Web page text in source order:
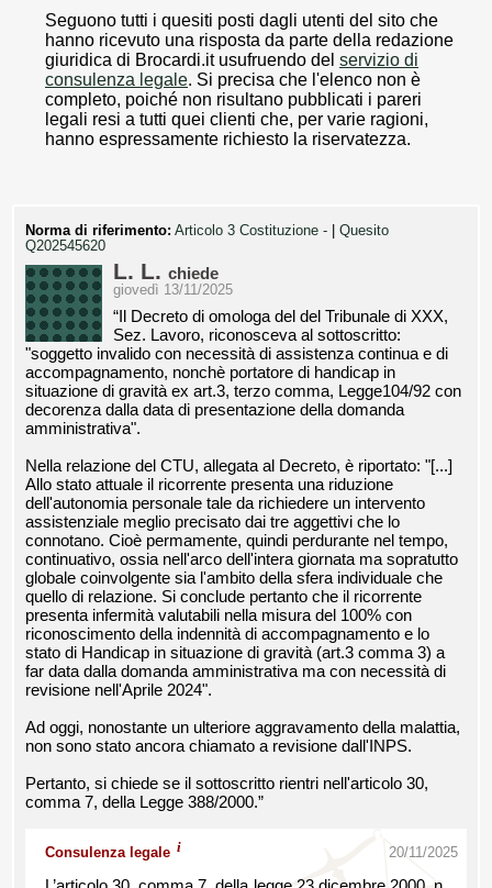
Seguono tutti i quesiti posti dagli utenti del sito che
hanno ricevuto una risposta da parte della redazione
giuridica di Brocardi.it usufruendo del servizio di
consulenza legale. Si precisa che l'elenco non è
completo, poiché non risultano pubblicati i pareri
legali resi a tutti quei clienti che, per varie ragioni,
hanno espressamente richiesto la riservatezza.
Norma di riferimento: Articolo 3 Costituzione -
Quesito
Q202545620
L. L. chiede
giovedì 13/11/2025
“Il Decreto di omologa del del Tribunale di XXX,
Sez. Lavoro, riconosceva al sottoscritto:
"soggetto invalido con necessità di assistenza continua e di
accompagnamento, nonchè portatore di handicap in
situazione di gravità ex art.3, terzo comma, Legge104/92 con
decorenza dalla data di presentazione della domanda
amministrativa".
Nella relazione del CTU, allegata al Decreto, è riportato: "[...]
Allo stato attuale il ricorrente presenta una riduzione
dell'autonomia personale tale da richiedere un intervento
assistenziale meglio precisato dai tre aggettivi che lo
connotano. Cioè permamente, quindi perdurante nel tempo,
continuativo, ossia nell'arco dell'intera giornata ma sopratutto
globale coinvolgente sia l'ambito della sfera individuale che
quello di relazione. Si conclude pertanto che il ricorrente
presenta infermità valutabili nella misura del 100% con
riconoscimento della indennità di accompagnamento e lo
stato di Handicap in situazione di gravità (art.3 comma 3) a
far data dalla domanda amministrativa ma con necessità di
revisione nell'Aprile 2024".
Ad oggi, nonostante un ulteriore aggravamento della malattia,
non sono stato ancora chiamato a revisione dall'INPS.
Pertanto, si chiede se il sottoscritto rientri nell'articolo 30,
comma 7, della Legge 388/2000.”
Consulenza legale i 20/11/2025